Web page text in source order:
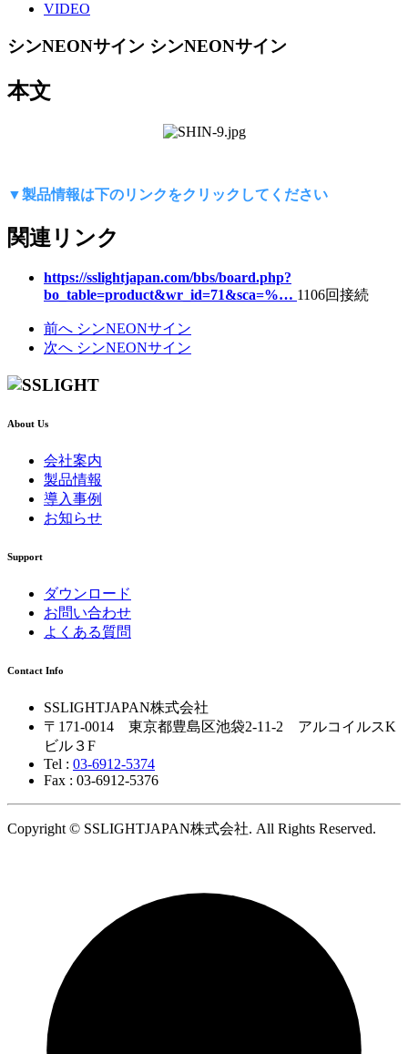
VIDEO
シンNEONサイン シンNEONサイン
本文
▼製品情報は下のリンクをクリックしてください
関連リンク
https://sslightjapan.com/bbs/board.php?
bo_table=product&wr_id=71&sca=%… 1106回接続
前へ シンNEONサイン
次へ シンNEONサイン
About Us
会社案内
製品情報
導入事例
お知らせ
Support
ダウンロード
お問い合わせ
よくある質問
Contact Info
SSLIGHTJAPAN株式会社
〒171-0014 東京都豊島区池袋2-11-2 アルコイルスK
ビル３F
Tel : 03-6912-5374
Fax : 03-6912-5376
Copyright © SSLIGHTJAPAN株式会社. All Rights Reserved.